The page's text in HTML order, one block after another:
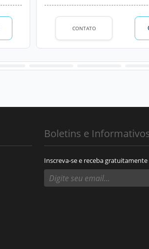
CONTATO
Boletins e
Inscreva-se e receba gratuitamente